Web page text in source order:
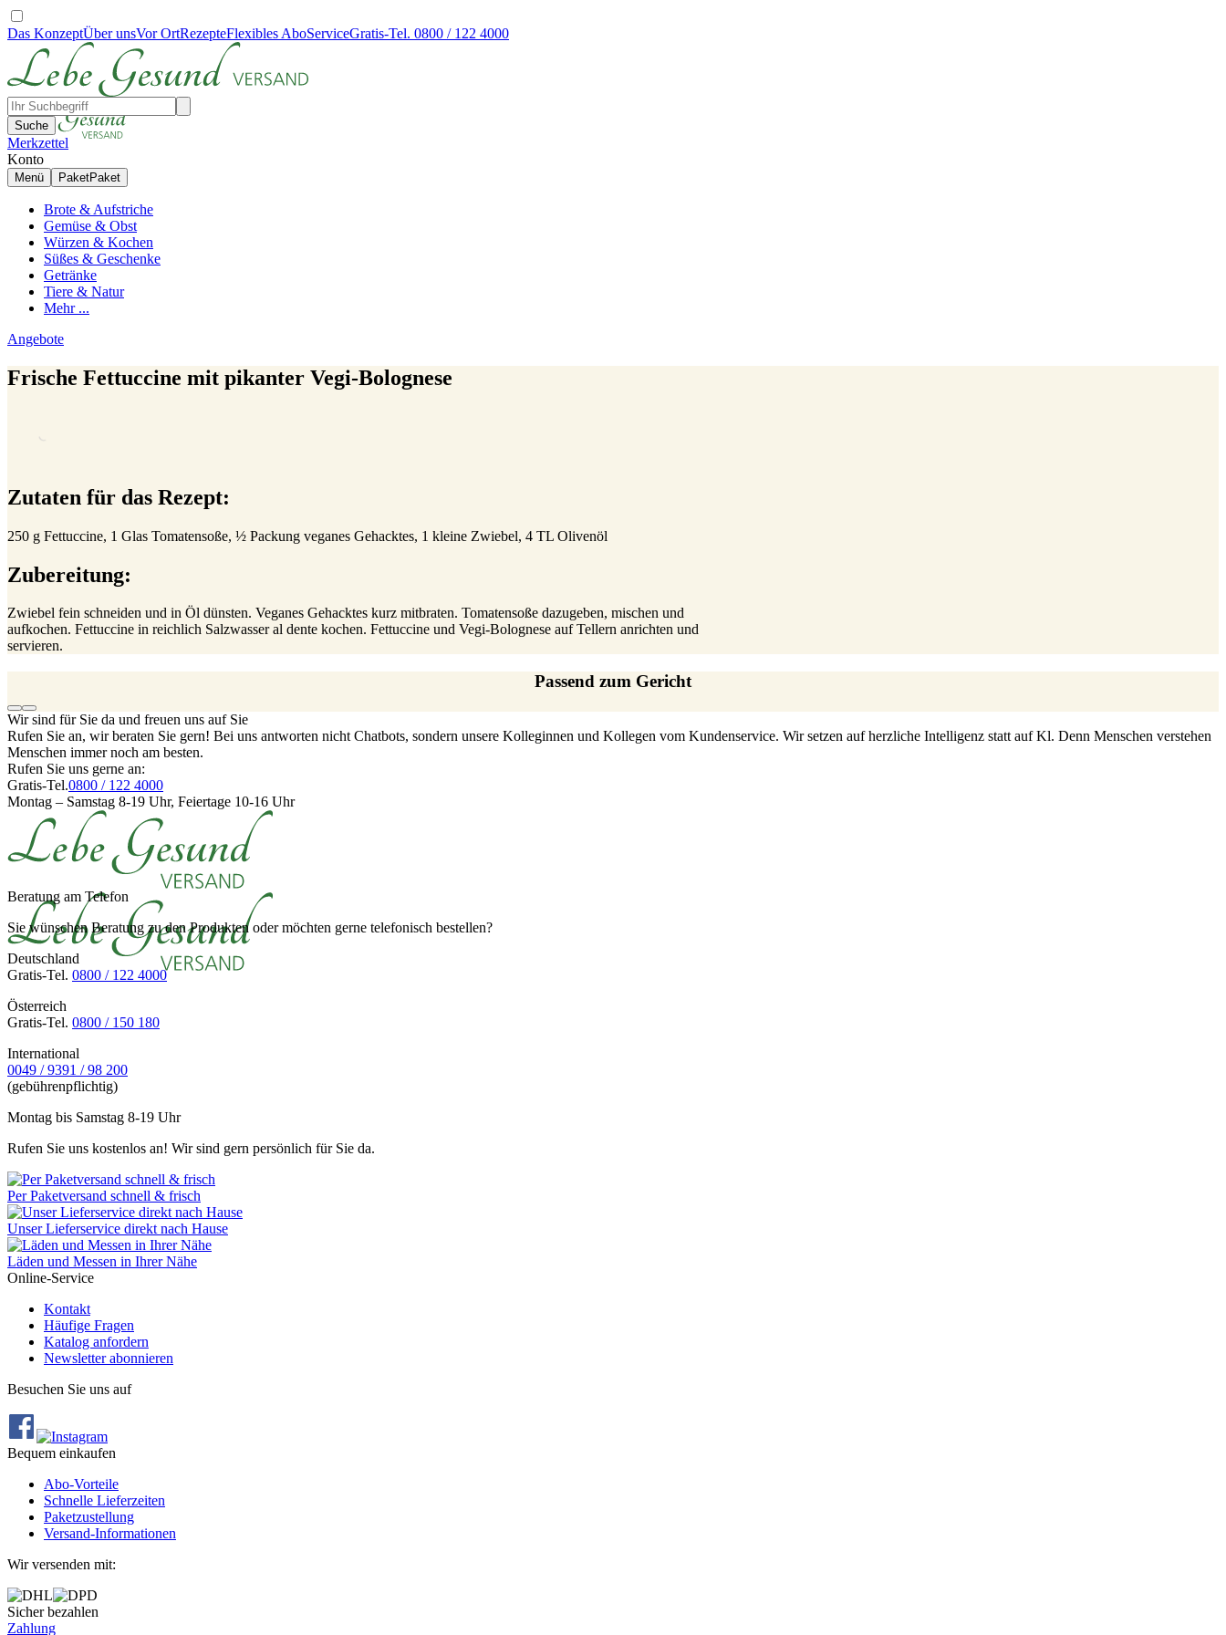
Das KonzeptÜber unsVor OrtRezepteFlexibles AboServiceGratis-Tel. 0800 / 122 4000
Suche
Merkzettel
Konto
Menü PaketPaket
Brote & Aufstriche
Gemüse & Obst
Würzen & Kochen
Süßes & Geschenke
Getränke
Tiere & Natur
Mehr ...
Angebote
Frische Fettuccine mit pikanter Vegi-Bolognese
Zutaten für das Rezept:
250 g Fettuccine, 1 Glas Tomatensoße, ½ Packung veganes Gehacktes, 1 kleine Zwiebel, 4 TL Olivenöl
Zubereitung:
Zwiebel fein schneiden und in Öl dünsten. Veganes Gehacktes kurz mitbraten. Tomatensoße dazugeben, mischen und
aufkochen. Fettuccine in reichlich Salzwasser al dente kochen. Fettuccine und Vegi-Bolognese auf Tellern anrichten und
servieren.
Passend zum Gericht
Wir sind für Sie da und freuen uns auf Sie
Rufen Sie an, wir beraten Sie gern! Bei uns antworten nicht Chatbots, sondern unsere Kolleginnen und Kollegen vom Kundenservice. Wir setzen auf herzliche Intelligenz statt auf Kl. Denn Menschen verstehen
Menschen immer noch am besten.
Rufen Sie uns gerne an:
Gratis-Tel.0800 / 122 4000
Montag – Samstag 8-19 Uhr, Feiertage 10-16 Uhr
Beratung am Telefon
Sie wünschen Beratung zu den Produkten oder möchten gerne telefonisch bestellen?
Deutschland
Gratis-Tel. 0800 / 122 4000
Österreich
Gratis-Tel. 0800 / 150 180
International
0049 / 9391 / 98 200
(gebührenpflichtig)
Montag bis Samstag 8-19 Uhr
Rufen Sie uns kostenlos an! Wir sind gern persönlich für Sie da.
Per Paketversand schnell & frisch
Unser Lieferservice direkt nach Hause
Läden und Messen in Ihrer Nähe
Online-Service
Kontakt
Häufige Fragen
Katalog anfordern
Newsletter abonnieren
Besuchen Sie uns auf
Bequem einkaufen
Abo‐Vorteile
Schnelle Lieferzeiten
Paketzustellung
Versand‐Informationen
Wir versenden mit:
Sicher bezahlen
Zahlung